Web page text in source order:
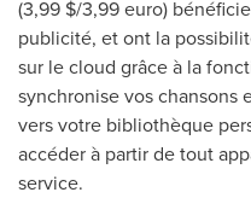
(3,99 $/3,99 euro)
publicité, et ont la
sur le cloud grâce à la
synchronise vos chansons
vers votre bibliothèque
accéder à partir de tout
service.